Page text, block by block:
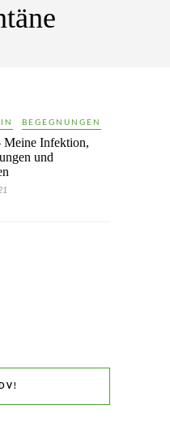
BEGEGNUNGEN
Meine Infektion,
und